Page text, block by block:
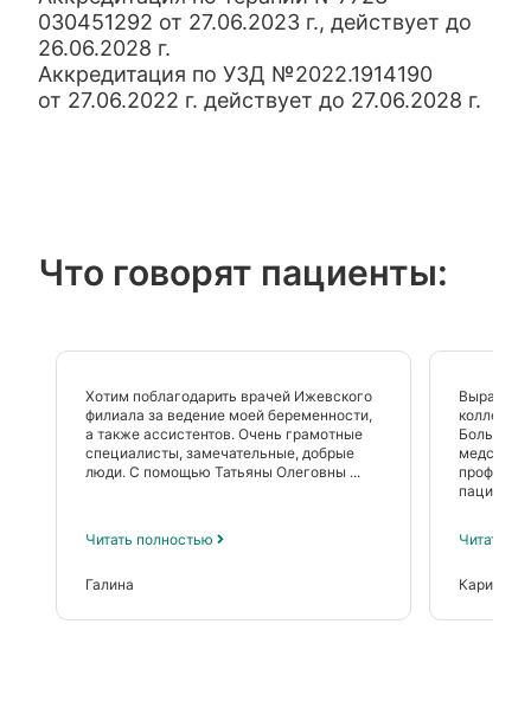
030451292 от 27.06.2023 г., действует до
26.06.2028 г.
Аккредитация по УЗД №2022.1914190
от 27.06.2022 г. действует до 27.06.2028 г.
Что говорят пациенты:
Хотим поблагодарить врачей Ижевского
филиала за ведение моей беременности,
а также ассистентов. Очень грамотные
специалисты, замечательные, добрые
люди. С помощью Татьяны Олеговны ...
Читать полностью
Галина
Большое
Читать
Карина и